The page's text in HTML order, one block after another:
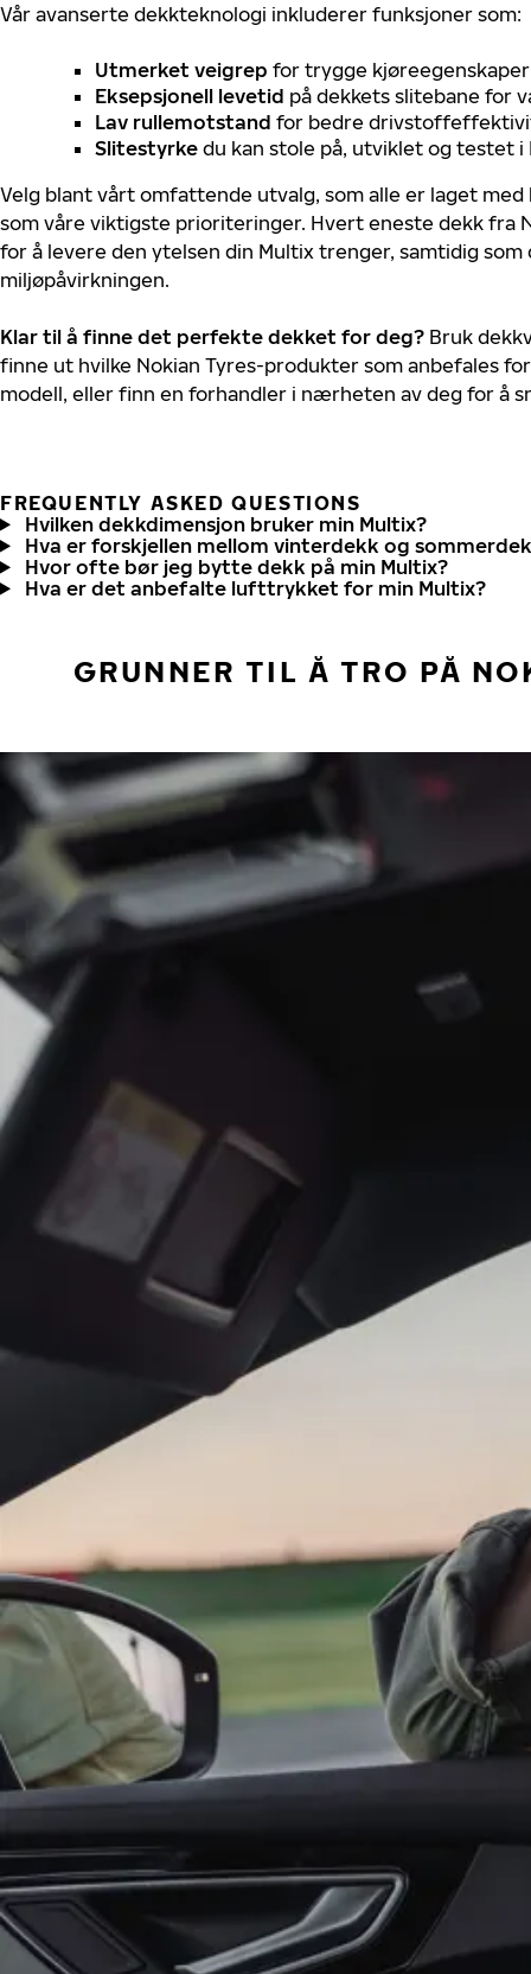
Vår avanserte dekkteknologi inkluderer funksjoner som:
Utmerket veigrep for trygge
Eksepsjonell levetid på dekkets slitebane for
Lav rullemotstand for bedre
Slitestyrke du kan stole på, utviklet og testet i
Velg blant vårt omfattende utvalg, som alle er laget
som våre viktigste prioriteringer. Hvert eneste dekk fra
for å levere den ytelsen din Multix trenger, samtidig som
miljøpåvirkningen.
Klar til å finne det perfekte dekket for deg? Bruk
finne ut hvilke Nokian Tyres-produkter som anbefales
modell, eller finn en forhandler i nærheten av deg for å
FREQUENTLY ASKED QUESTIONS
Hvilken dekkdimensjon bruker min Multix?
Hva er forskjellen mellom vinterdekk og
Hvor ofte bør jeg bytte dekk på min Multix?
Hva er det anbefalte lufttrykket for min Multix?
GRUNNER TIL Å TRO PÅ